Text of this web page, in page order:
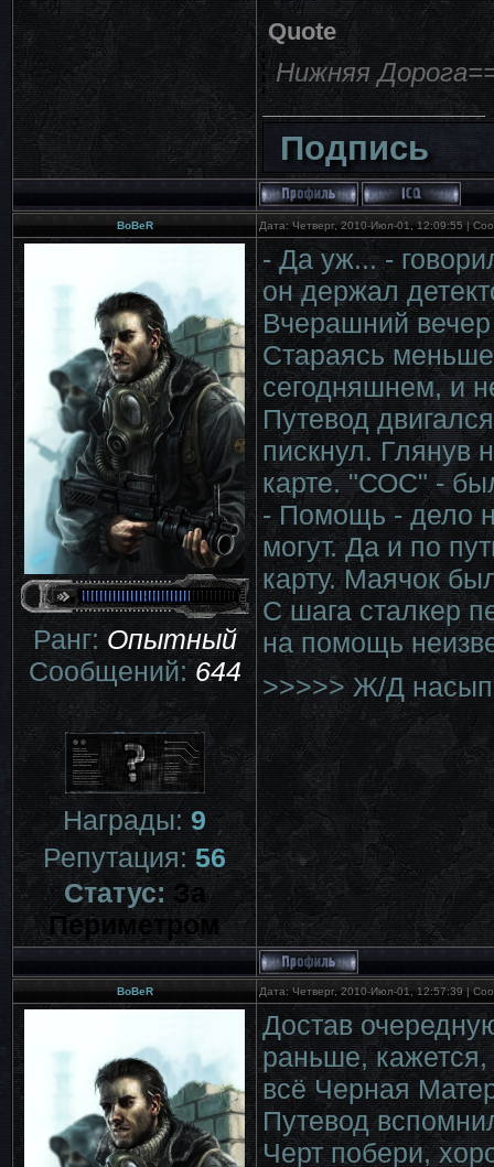
Quote
Нижняя
Подпись
BoBeR Дата: Четверг, 2010-Июл-01, 12:09:55 |
Ранг:Опытный
Сообщений:644
Награды:9
Репутация:56
Статус:За
Периметром
- Да уж... -
он держал
Вчерашний
Стараясь
сегодняшнем, и
Путевод
пискнул. Глянув
карте. "СОС" -
- Помощь - дело
могут. Да и по
карту. Маячок
С шага сталкер
на помощь
>>>>> Ж/Д
BoBeR Дата: Четверг, 2010-Июл-01, 12:57:39 |
Достав
раньше,
всё Черная
Путевод
Черт побери,